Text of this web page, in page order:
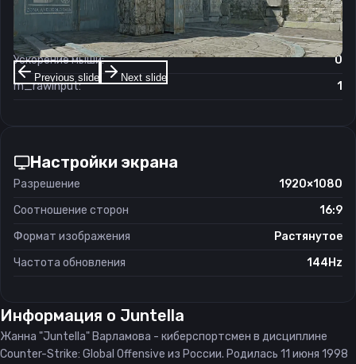
Previous slide Next slide
Чувствительность мыши в зуме:
1
Чувствительность мыши в Windows:
6/11
Ускорение мыши:
0
m_rawinput:
1
Настройки экрана
Разрешение
1920×1080
Соотношение сторон
16:9
Формат изображения
Растянутое
Частота обновления
144Hz
Информация о Juntella
Жанна "Juntella" Варламова - киберспортсмен в дисциплине
Counter-Strike: Global Offensive из России. Родилась 11 июня 1998